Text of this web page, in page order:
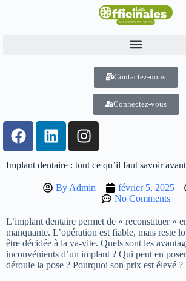
Contactez-nous
Connectez-vous
Implant dentaire : tout ce qu’il faut savoir
By Admin février 5, 2025
No Comments
L’implant dentaire permet de « reconstituer »
manquante. L’opération est fiable, mais reste
être décidée à la va-vite. Quels sont les
inconvénients d’un implant ? Qui peut en
déroule la pose ? Pourquoi son prix est élevé ?